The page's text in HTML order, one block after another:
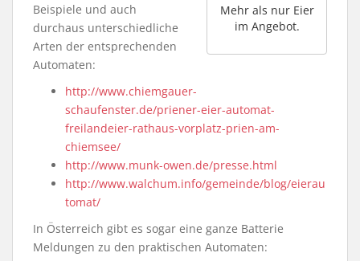
Mehr als nur Eier
im Angebot.
Beispiele und auch
durchaus unterschiedliche
Arten der entsprechenden
Automaten:
http://www.chiemgauer-
schaufenster.de/priener-eier-automat-
freilandeier-rathaus-vorplatz-prien-am-
chiemsee/
http://www.munk-owen.de/presse.html
http://www.walchum.info/gemeinde/blog/eierau
tomat/
In Österreich gibt es sogar eine ganze Batterie
Meldungen zu den praktischen Automaten: